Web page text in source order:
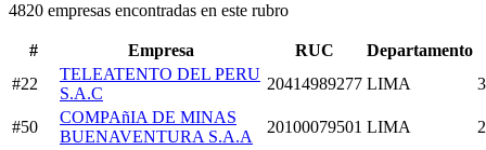
4820 empresas encontradas en este rubro
# Empresa RUC
Departamento
#22
TELEATENTO DEL PERU
S.A.C
20414989277 LIMA
#50
COMPAñIA DE MINAS
BUENAVENTURA S.A.A
20100079501 LIMA